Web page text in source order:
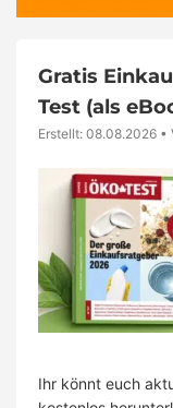
Gratis
Test (als
Erstellt: 08.08.2026 •
Ihr könnt euch